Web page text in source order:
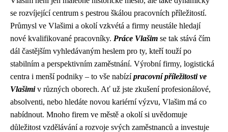
se rozvíjející centrum s pestrou škálou pracovních příležitostí.
Průmysl ve Vlašimi a okolí vzkvétá a firmy neustále hledají
nové kvalifikované pracovníky. Práce Vlašim se tak stává čím
dál častějším vyhledávaným heslem pro ty, kteří touží po
stabilním a perspektivním zaměstnání. Výrobní firmy, logistická
centra i menší podniky – to vše nabízípracovní příležitosti ve
Vlašimiv různých oborech. Ať už jste zkušení profesionálové,
absolventi, nebo hledáte novou kariérní výzvu, Vlašim má co
nabídnout. Mnoho firem ve městě a okolí si uvědomuje
důležitost vzdělávání a rozvoje svých zaměstnanců a investuje